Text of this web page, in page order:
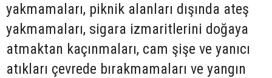
yakmamaları, piknik alanları dışında ateş
yakmamaları, sigara izmaritlerini doğaya
atmaktan kaçınmaları, cam şişe ve yanıcı
atıkları çevrede bırakmamaları ve yangın